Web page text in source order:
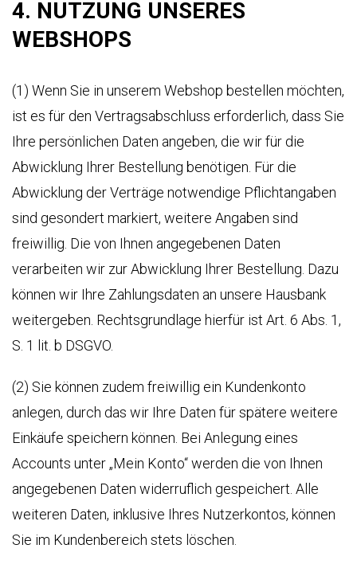
4. NUTZUNG UNSERES
WEBSHOPS
(1) Wenn Sie in unserem Webshop bestellen möchten,
ist es für den Vertragsabschluss erforderlich, dass Sie
Ihre persönlichen Daten angeben, die wir für die
Abwicklung Ihrer Bestellung benötigen. Für die
Abwicklung der Verträge notwendige Pflichtangaben
sind gesondert markiert, weitere Angaben sind
freiwillig. Die von Ihnen angegebenen Daten
verarbeiten wir zur Abwicklung Ihrer Bestellung. Dazu
können wir Ihre Zahlungsdaten an unsere Hausbank
weitergeben. Rechtsgrundlage hierfür ist Art. 6 Abs. 1,
S. 1 lit. b DSGVO.
(2) Sie können zudem freiwillig ein Kundenkonto
anlegen, durch das wir Ihre Daten für spätere weitere
Einkäufe speichern können. Bei Anlegung eines
Accounts unter „Mein Konto“ werden die von Ihnen
angegebenen Daten widerruflich gespeichert. Alle
weiteren Daten, inklusive Ihres Nutzerkontos, können
Sie im Kundenbereich stets löschen.